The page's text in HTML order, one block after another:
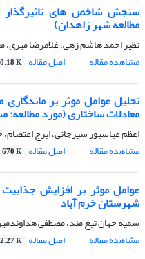
سنجش شاخص های تاثیرگذار
مطالعه شهر زاهدان)
نظیر احمد هاشم زهی، غلامرضا
مشاهده مقاله
اصل مقاله K
تحلیل عوامل موثر بر
معادلات ساختاری (مورد
اعظم عباسپور سیرجانی، ایرج
مشاهده مقاله
اصل مقاله 670 K
عوامل موثر بر افزایش
شهرستان خرم آباد
سمیه جهان تیغ مند، مصطفی
مشاهده مقاله
اصل مقاله K